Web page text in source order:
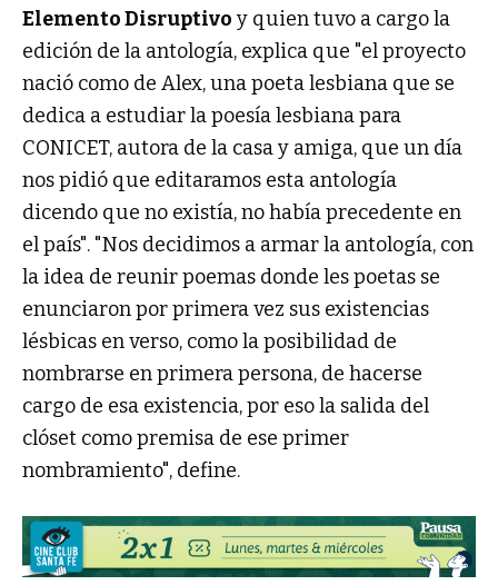
Elemento Disruptivo y quien tuvo a cargo la
edición de la antología, explica que "el proyecto
nació como de Alex, una poeta lesbiana que se
dedica a estudiar la poesía lesbiana para
CONICET, autora de la casa y amiga, que un día
nos pidió que editaramos esta antología
dicendo que no existía, no había precedente en
el país". "Nos decidimos a armar la antología, con
la idea de reunir poemas donde les poetas se
enunciaron por primera vez sus existencias
lésbicas en verso, como la posibilidad de
nombrarse en primera persona, de hacerse
cargo de esa existencia, por eso la salida del
clóset como premisa de ese primer
nombramiento", define.